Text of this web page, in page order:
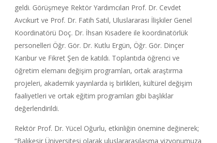
geldi. Görüşmeye Rektör Yardımcıları Prof. Dr. Cevdet
Avcıkurt ve Prof. Dr. Fatih Satıl, Uluslararası İlişkiler Genel
Koordinatörü Doç. Dr. İhsan Kısadere ile koordinatörlük
personelleri Öğr. Gör. Dr. Kutlu Ergün, Öğr. Gör. Dinçer
Kanbur ve Fikret Şen de katıldı. Toplantıda öğrenci ve
öğretim elemanı değişim programları, ortak araştırma
projeleri, akademik yayınlarda iş birlikleri, kültürel değişim
faaliyetleri ve ortak eğitim programları gibi başlıklar
değerlendirildi.
Rektör Prof. Dr. Yücel Oğurlu, etkinliğin önemine değinerek;
“Balıkesir Üniversitesi olarak uluslararasılaşma vizyonumuza